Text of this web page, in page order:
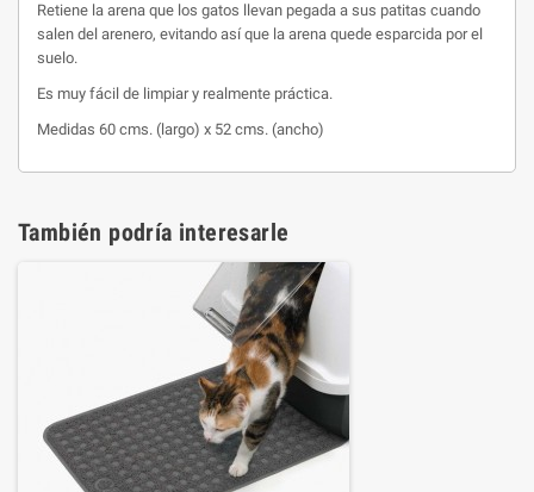
Retiene la arena que los gatos llevan pegada a sus patitas cuando
salen del arenero, evitando así que la arena quede esparcida por el
suelo.
Es muy fácil de limpiar y realmente práctica.
Medidas 60 cms. (largo) x 52 cms. (ancho)
También podría interesarle